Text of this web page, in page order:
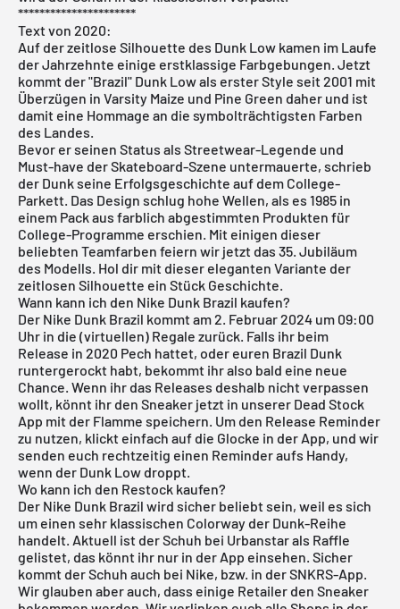
**********************
Text von 2020:
Auf der zeitlose Silhouette des Dunk Low kamen im Laufe
der Jahrzehnte einige erstklassige Farbgebungen. Jetzt
kommt der "Brazil" Dunk Low als erster Style seit 2001 mit
Überzügen in Varsity Maize und Pine Green daher und ist
damit eine Hommage an die symbolträchtigsten Farben
des Landes.
Bevor er seinen Status als Streetwear-Legende und
Must-have der Skateboard-Szene untermauerte, schrieb
der Dunk seine Erfolgsgeschichte auf dem College-
Parkett. Das Design schlug hohe Wellen, als es 1985 in
einem Pack aus farblich abgestimmten Produkten für
College-Programme erschien. Mit einigen dieser
beliebten Teamfarben feiern wir jetzt das 35. Jubiläum
des Modells. Hol dir mit dieser eleganten Variante der
zeitlosen Silhouette ein Stück Geschichte.
Wann kann ich den Nike Dunk Brazil kaufen?
Der Nike Dunk Brazil kommt am 2. Februar 2024 um 09:00
Uhr in die (virtuellen) Regale zurück. Falls ihr beim
Release in 2020 Pech hattet, oder euren Brazil Dunk
runtergerockt habt, bekommt ihr also bald eine neue
Chance. Wenn ihr das Releases deshalb nicht verpassen
wollt, könnt ihr den Sneaker jetzt in unserer Dead Stock
App mit der Flamme speichern. Um den Release Reminder
zu nutzen, klickt einfach auf die Glocke in der App, und wir
senden euch rechtzeitig einen Reminder aufs Handy,
wenn der Dunk Low droppt.
Wo kann ich den Restock kaufen?
Der Nike Dunk Brazil wird sicher beliebt sein, weil es sich
um einen sehr klassischen Colorway der Dunk-Reihe
handelt. Aktuell ist der Schuh bei Urbanstar als Raffle
gelistet, das könnt ihr nur in der App einsehen. Sicher
kommt der Schuh auch bei Nike, bzw. in derSNKRS-App.
Wir glauben aber auch, dass einige Retailer den Sneaker